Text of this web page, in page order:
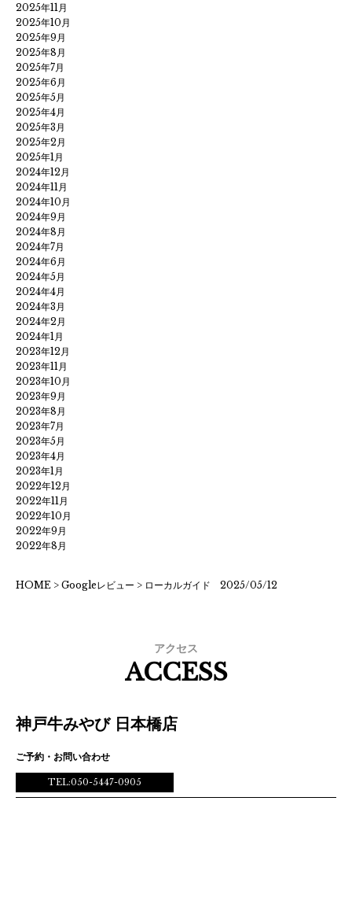
2025年11月
2025年10月
2025年9月
2025年8月
2025年7月
2025年6月
2025年5月
2025年4月
2025年3月
2025年2月
2025年1月
2024年12月
2024年11月
2024年10月
2024年9月
2024年8月
2024年7月
2024年6月
2024年5月
2024年4月
2024年3月
2024年2月
2024年1月
2023年12月
2023年11月
2023年10月
2023年9月
2023年8月
2023年7月
2023年5月
2023年4月
2023年1月
2022年12月
2022年11月
2022年10月
2022年9月
2022年8月
HOME > Googleレビュー > ローカルガイド 2025/05/12
アクセス
ACCESS
神戸牛みやび 日本橋店
ご予約・お問い合わせ
TEL:050-5447-0905